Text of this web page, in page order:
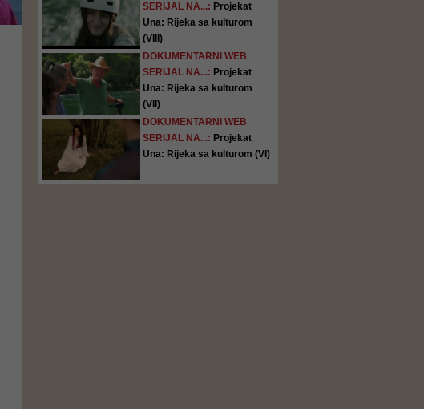
SERIJAL NA...: Projekat
Una: Rijeka sa kulturom
(VIII)
DOKUMENTARNI WEB
SERIJAL NA...: Projekat
Una: Rijeka sa kulturom
(VII)
DOKUMENTARNI WEB
SERIJAL NA...: Projekat
Una: Rijeka sa kulturom (VI)